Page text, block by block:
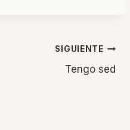
SIGUIENTE
Tengo sed